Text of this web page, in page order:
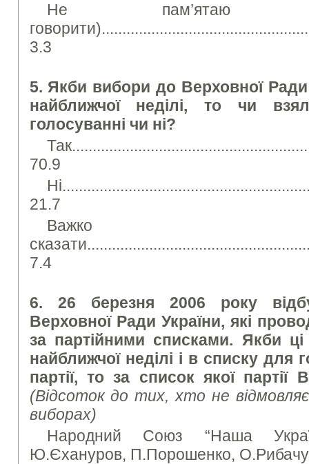
Не пам’ятаю
3.3
5. Якби вибори до Верховної Ради
найближчої неділі, то чи
голосуванні чи ні?
70.9
21.7
Важко
7.4
6. 26 березня 2006 року
Верховної Ради України, які
за партійними списками. Якби
найближчої неділі і в списку для
партії, то за список якої
(Відсоток до тих, хто не
виборах)
Народний Союз “Наша
Ю.Єхануров, П.Порошенко,